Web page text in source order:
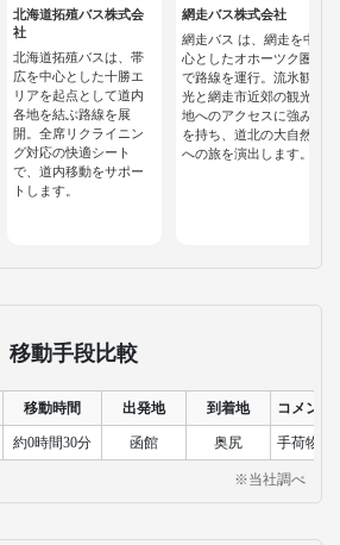
北海道拓殖バス株式会
社
北海道拓殖バスは、帯
広を中心とした十勝エ
リアを起点として道内
各地を結ぶ路線を展
開。全席リクライニン
グ対応の快適シート
で、道内移動をサポー
トします。
網走バス株式会社
網走バス は、網走を中
心としたオホーツク圏
で路線を運行。流氷観
光と網走市近郊の観光
地へのアクセスに強み
を持ち、道北の大自然
への旅を演出します。
移動手段比較
移動時間 出発地 到着地 コメント
約0時間30分 函館 奥尻 手荷物検
※当社調べ